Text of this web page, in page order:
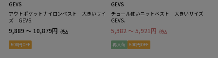
GEVS
アウトポケットナイロンベスト 大きいサイ
ズ GEVS.
9,889 ～ 10,879円 税込
500円OFF
GEVS
チュール使いニットベスト 大きいサイズ
GEVS.
5,382 ～ 5,921円 税込
再入荷 500円OFF